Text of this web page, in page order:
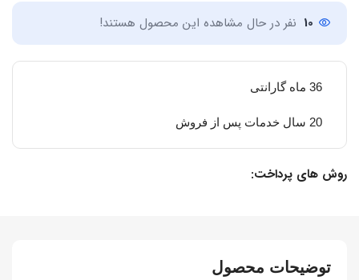
10 نفر در حال مشاهده این محصول هستند!
36 ماه گارانتی
20 سال خدمات پس از فروش
روش های پرداخت:
توضیحات محصول